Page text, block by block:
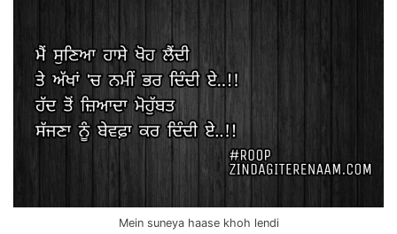
Mein suneya haase khoh lendi